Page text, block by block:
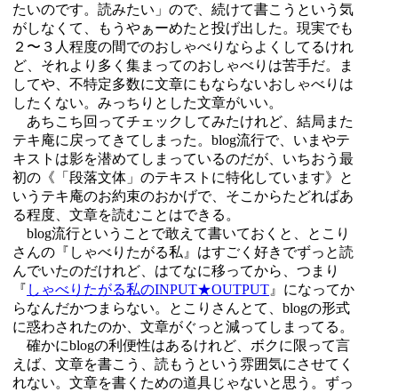
たいのです。読みたい」ので、続けて書こうという気
がしなくて、もうやぁーめたと投げ出した。現実でも
２〜３人程度の間でのおしゃべりならよくしてるけれ
ど、それより多く集まってのおしゃべりは苦手だ。ま
してや、不特定多数に文章にもならないおしゃべりは
したくない。みっちりとした文章がいい。
あちこち回ってチェックしてみたけれど、結局また
テキ庵に戻ってきてしまった。blog流行で、いまやテ
キストは影を潜めてしまっているのだが、いちおう最
初の《「段落文体」のテキストに特化しています》と
いうテキ庵のお約束のおかげで、そこからたどればあ
る程度、文章を読むことはできる。
blog流行ということで敢えて書いておくと、とこり
さんの『しゃべりたがる私』はすごく好きでずっと読
んでいたのだけれど、はてなに移ってから、つまり
『 しゃべりたがる私のINPUT★OUTPUT 』になってか
らなんだかつまらない。とこりさんとて、blogの形式
に惑わされたのか、文章がぐっと減ってしまってる。
確かにblogの利便性はあるけれど、ボクに限って言
えば、文章を書こう、読もうという雰囲気にさせてく
れない。文章を書くための道具じゃないと思う。ずっ